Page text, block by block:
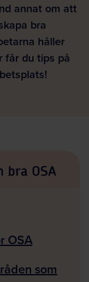
annat om att
bra
håller
får du tips på
bra OSA
OSA
som